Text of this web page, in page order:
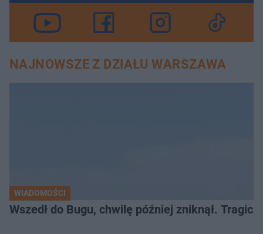
NAJNOWSZE Z DZIAŁU WARSZAWA
WIADOMOŚCI
Wszedł do Bugu, chwilę później zniknął.